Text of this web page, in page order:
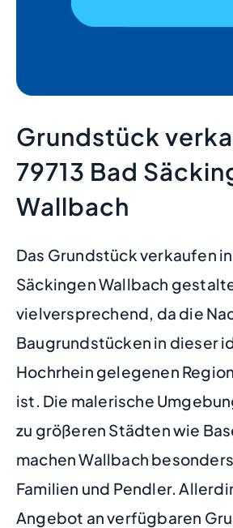
Grundstück
79713 Bad
Wallbach
Das Grundstück verkaufen in
Säckingen Wallbach
vielversprechend, da die
Baugrundstücken in dieser
Hochrhein gelegenen
ist. Die malerische
zu größeren Städten wie
machen Wallbach
Familien und Pendler.
Angebot an verfügbaren